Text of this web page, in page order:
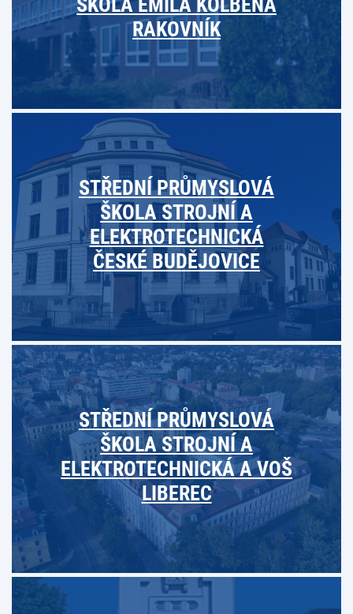
ŠKOLA EMILA KOLBENA
RAKOVNÍK
STŘEDNÍ PRŮMYSLOVÁ
ŠKOLA STROJNÍ A
ELEKTROTECHNICKÁ
ČESKÉ BUDĚJOVICE
STŘEDNÍ PRŮMYSLOVÁ
ŠKOLA STROJNÍ A
ELEKTROTECHNICKÁ A VOŠ
LIBEREC